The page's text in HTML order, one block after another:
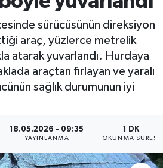
sürücüsünün direksiyon
araç, yüzlerce metrelik
atarak yuvarlandı. Hurdaya
araçtan fırlayan ve yaralı
sağlık durumunun iyi
18.05.2026 - 09:35
YAYINLANMA
1 DK
OKUNMA SÜRESI